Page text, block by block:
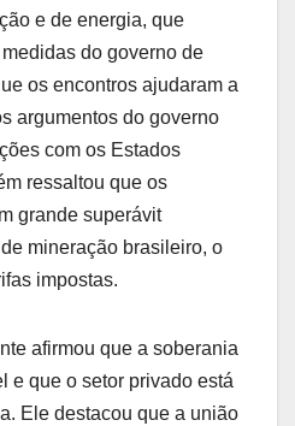
e de energia, que
do governo de
os encontros ajudaram a
argumentos do governo
com os Estados
ressaltou que os
grande superávit
mineração brasileiro, o
impostas.
afirmou que a soberania
e que o setor privado está
Ele destacou que a união